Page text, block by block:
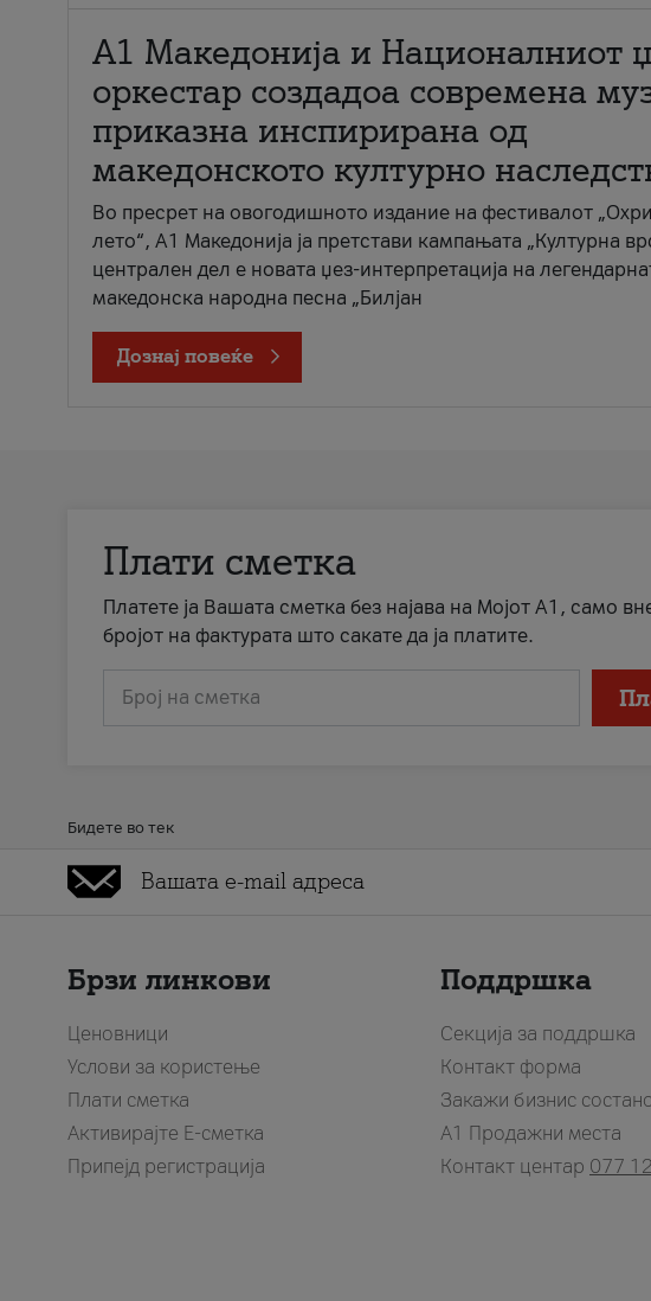
А1 Македонија и Националниот
оркестар создадоа современа
приказна инспирирана од
македонското културно
Во пресрет на овогодишното издание на фестивалот
лето“, А1 Македонија ја претстави кампањата „Културна
централен дел е новата џез-интерпретација на
македонска народна песна „Билјан
Дознај повеќе
Плати сметка
Платете ја Вашата сметка без најава на Мојот А1, само
бројот на фактурата што сакате да ја платите.
Број на сметка
Бидете во тек
Брзи линкови
Ценовници
Услови за користење
Плати сметка
Активирајте Е-сметка
Припејд регистрација
Поддршка
Секција за поддршка
Контакт форма
Закажи бизнис
A1 Продажни места
Контакт центар 077